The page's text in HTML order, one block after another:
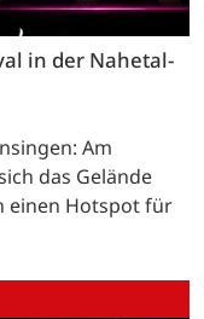
in der Nahetal-
Am
das Gelände
einen Hotspot für